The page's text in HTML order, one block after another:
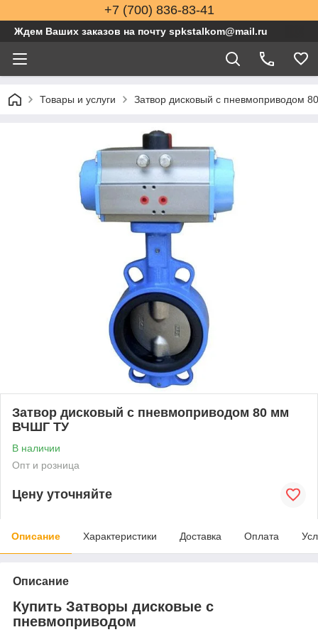
+7 (700) 836-83-41
Ждем Ваших заказов на почту spkstalkom@mail.ru
Товары и услуги Затвор дисковый с пневмоприводом
Затвор дисковый с пневмоприводом 80 мм
ВЧШГ ТУ
В наличии
Опт и розница
Цену уточняйте
Описание Характеристики Доставка Оплата
Описание
Купить Затворы дисковые с
пневмоприводом